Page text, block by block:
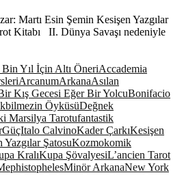
Martı Esin Şemin Kesişen Yazgılar
Kitabı II. Dünya Savaşı nedeniyle
Yıl İçin Altı ÖneriAccademia
ArcanumArkanaAsılan
Kış Gecesi Eğer Bir YolcuBonifacio
ÖyküsüDeğnek
Marsilya Tarotufantastik
GüçItalo CalvinoKader ÇarkıKesişen
Yazgılar ŞatosuKozmokomik
KralıKupa ŞövalyesiL’ancien Tarot
Minör ArkanaNew York